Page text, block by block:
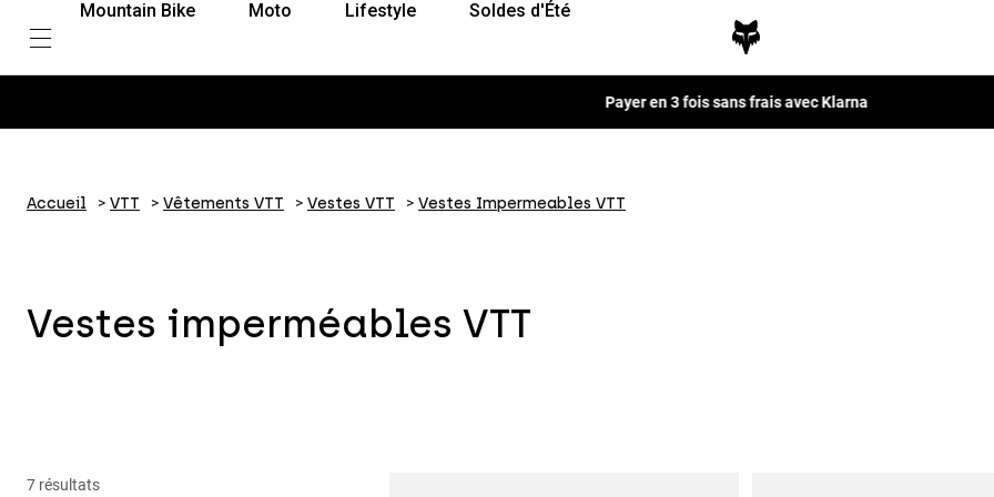
Mountain Bike Moto Lifestyle Soldes d'Été
Fox LAB Capsule Collection -Voir la collection
Accueil VTT Vêtements VTT Vestes VTT Vestes Impermeables VTT
Vestes imperméables VTT
7 résultats